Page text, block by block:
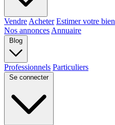
Vendre Acheter Estimer votre bien
Nos annonces Annuaire
Blog
Professionnels Particuliers
Se connecter